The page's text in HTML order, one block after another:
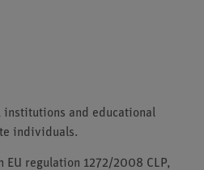
institutions and educational
individuals.
EU regulation 1272/2008 CLP,